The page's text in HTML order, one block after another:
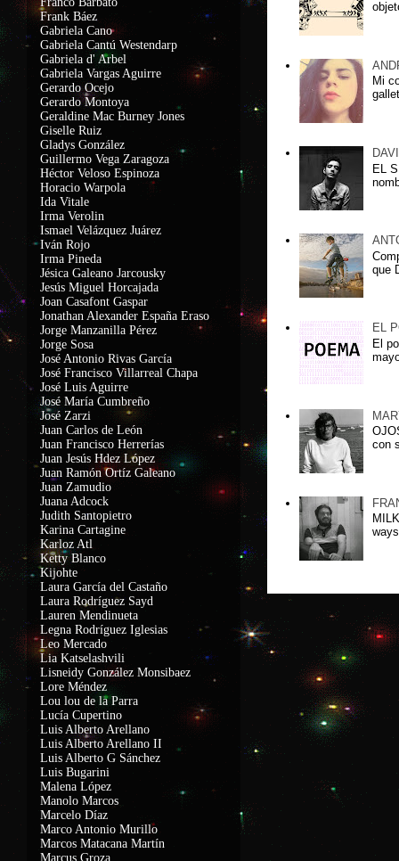
Mi
EL
que
EL
El
con
Frank Báez
Gabriela Cano
Gabriela Cantú Westendarp
Gabriela d' Arbel
Gabriela Vargas Aguirre
Gerardo Ocejo
Gerardo Montoya
Geraldine Mac Burney Jones
Giselle Ruiz
Gladys González
Guillermo Vega Zaragoza
Héctor Veloso Espinoza
Horacio Warpola
Ida Vitale
Irma Verolin
Ismael Velázquez Juárez
Iván Rojo
Irma Pineda
Jésica Galeano Jarcousky
Jesús Miguel Horcajada
Joan Casafont Gaspar
Jonathan Alexander España Eraso
Jorge Manzanilla Pérez
Jorge Sosa
José Antonio Rivas García
José Francisco Villarreal Chapa
José Luis Aguirre
José María Cumbreño
José Zarzi
Juan Carlos de León
Juan Francisco Herrerías
Juan Jesús Hdez López
Juan Ramón Ortíz Galeano
Juan Zamudio
Juana Adcock
Judith Santopietro
Karina Cartagine
Karloz Atl
Ketty Blanco
Kijohte
Laura García del Castaño
Laura Rodríguez Sayd
Lauren Mendinueta
Legna Rodríguez Iglesias
Leo Mercado
Lia Katselashvili
Lisneidy González Monsibaez
Lore Méndez
Lou lou de la Parra
Lucía Cupertino
Luis Alberto Arellano
Luis Alberto Arellano II
Luis Alberto G Sánchez
Luis Bugarini
Malena López
Manolo Marcos
Marcelo Díaz
Marco Antonio Murillo
Marcos Matacana Martín
Marcus Groza